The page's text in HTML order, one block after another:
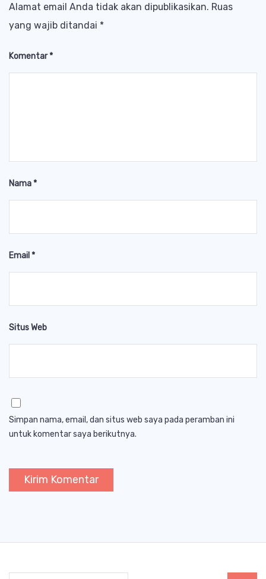
Alamat email Anda tidak akan dipublikasikan. Ruas
yang wajib ditandai *
Komentar*
Nama*
Email*
Situs Web
Simpan nama, email, dan situs web saya pada peramban ini
untuk komentar saya berikutnya.